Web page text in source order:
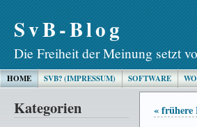
SvB-Blog
Die Freiheit der Meinung setzt
HOME SVB? (IMPRESSUM) SOFTWARE
Kategorien « frühere